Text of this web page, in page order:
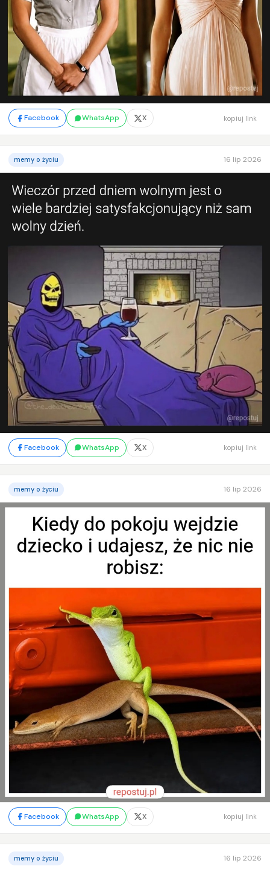
Facebook WhatsApp X kopiuj link
memy o życiu 16 lip 2026
Facebook WhatsApp X kopiuj link
memy o życiu 16 lip 2026
Facebook WhatsApp X kopiuj link
memy o życiu 16 lip 2026